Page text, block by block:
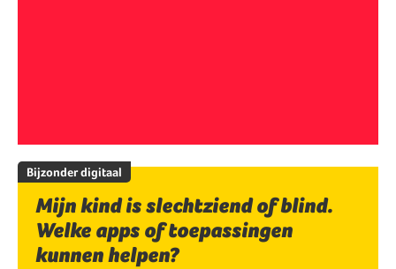
Bijzonder digitaal
Mijn kind is slechtziend of blind.
Welke apps of toepassingen
kunnen helpen?